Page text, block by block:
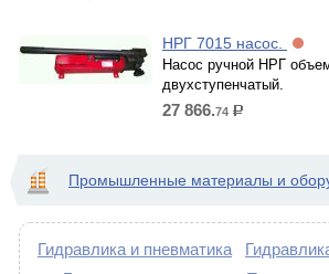
НРГ 7015 насос.
Насос ручной НРГ
двухступенчатый.
27 866.74 р.
Промышленные материалы и
Гидравлика и пневматика